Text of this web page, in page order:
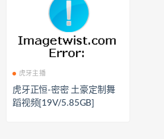
虎牙主播
虎牙正恒-密密 土豪定制舞
蹈视频[19V/5.85GB]